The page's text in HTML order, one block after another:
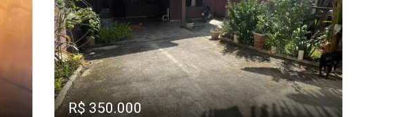
R$ 350.000